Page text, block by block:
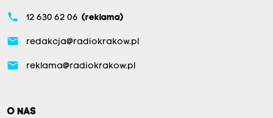
phone 12 630 62 06 (reklama)
email redakcja@radiokrakow.pl
email reklama@radiokrakow.pl
O NAS